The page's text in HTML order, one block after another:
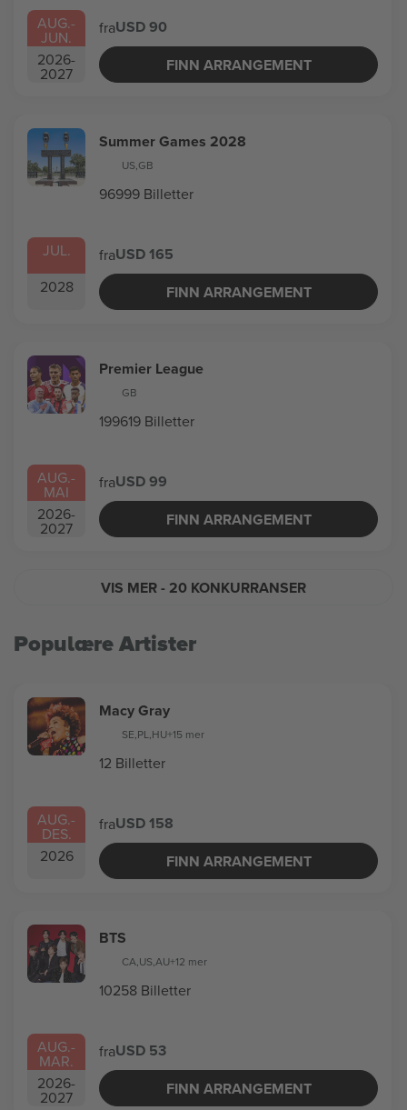
AUG.-
JUN.
2026-
2027
fraUSD 90
FINN ARRANGEMENT
JUL.
2028
Summer Games 2028
US,GB
96999 Billetter
fraUSD 165
FINN ARRANGEMENT
AUG.-
MAI
2026-
2027
Premier League
GB
199619 Billetter
fraUSD 99
FINN ARRANGEMENT
VIS MER- 20 KONKURRANSER
Populære Artister
AUG.-
DES.
2026
Macy Gray
SE,PL,HU+15 mer
12 Billetter
fraUSD 158
FINN ARRANGEMENT
AUG.-
MAR.
2026-
2027
BTS
CA,US,AU+12 mer
10258 Billetter
fraUSD 53
FINN ARRANGEMENT